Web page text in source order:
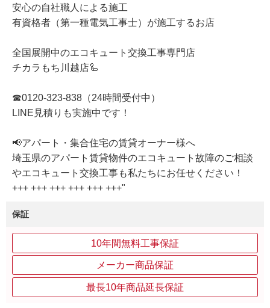
安心の自社職人による施工
有資格者（第一種電気工事士）が施工するお店
全国展開中のエコキュート交換工事専門店
チカラもち川越店🦾
☎0120-323-838（24時間受付中）
LINE見積りも実施中です！
📢アパート・集合住宅の賃貸オーナー様へ
埼玉県のアパート賃貸物件のエコキュート故障のご相談
やエコキュート交換工事も私たちにお任せください！
+++ +++ +++ +++ +++ +++"
保証
10年間無料工事保証
メーカー商品保証
最長10年商品延長保証